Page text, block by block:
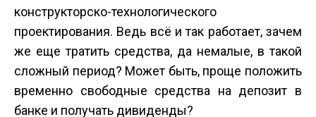
конструкторско-технологического
проектирования. Ведь всё и так работает, зачем
же еще тратить средства, да немалые, в такой
сложный период? Может быть, проще положить
временно свободные средства на депозит в
банке и получать дивиденды?